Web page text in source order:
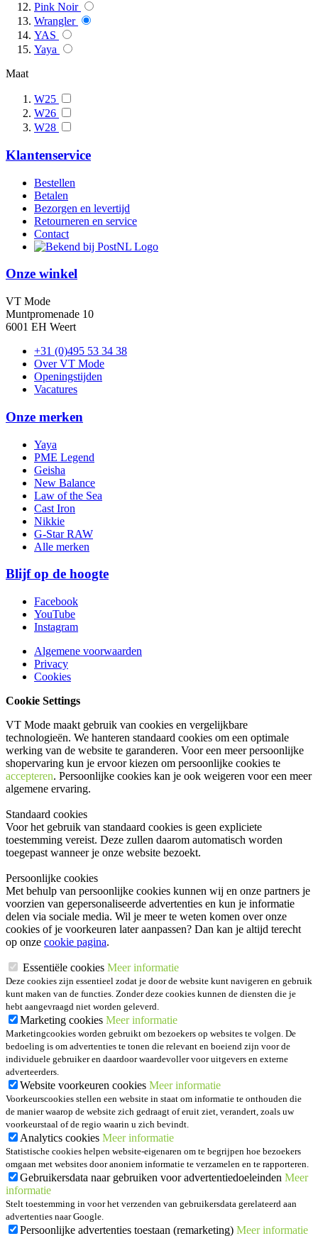
Pink Noir
Wrangler
YAS
Yaya
Maat
W25
W26
W28
Klantenservice
Bestellen
Betalen
Bezorgen en levertijd
Retourneren en service
Contact
Onze winkel
VT Mode
Muntpromenade 10
6001 EH Weert
+31 (0)495 53 34 38
Over VT Mode
Openingstijden
Vacatures
Onze merken
Yaya
PME Legend
Geisha
New Balance
Law of the Sea
Cast Iron
Nikkie
G-Star RAW
Alle merken
Blijf op de hoogte
Facebook
YouTube
Instagram
Algemene voorwaarden
Privacy
Cookies
Cookie Settings
VT Mode maakt gebruik van cookies en vergelijkbare
technologieën. We hanteren standaard cookies om een optimale
werking van de website te garanderen. Voor een meer persoonlijke
shopervaring kun je ervoor kiezen om persoonlijke cookies te
accepteren. Persoonlijke cookies kan je ook weigeren voor een meer
algemene ervaring.
Standaard cookies
Voor het gebruik van standaard cookies is geen expliciete
toestemming vereist. Deze zullen daarom automatisch worden
toegepast wanneer je onze website bezoekt.
Persoonlijke cookies
Met behulp van persoonlijke cookies kunnen wij en onze partners je
voorzien van gepersonaliseerde advertenties en kun je informatie
delen via sociale media. Wil je meer te weten komen over onze
cookies of je voorkeuren later aanpassen? Dan kan je altijd terecht
op onze cookie pagina.
Essentiële cookies Meer informatie
Deze cookies zijn essentieel zodat je door de website kunt navigeren en gebruik
kunt maken van de functies. Zonder deze cookies kunnen de diensten die je
hebt aangevraagd niet worden geleverd.
Marketing cookies Meer informatie
Marketingcookies worden gebruikt om bezoekers op websites te volgen. De
bedoeling is om advertenties te tonen die relevant en boeiend zijn voor de
individuele gebruiker en daardoor waardevoller voor uitgevers en externe
adverteerders.
Website voorkeuren cookies Meer informatie
Voorkeurscookies stellen een website in staat om informatie te onthouden die
de manier waarop de website zich gedraagt of eruit ziet, verandert, zoals uw
voorkeurstaal of de regio waarin u zich bevindt.
Analytics cookies Meer informatie
Statistische cookies helpen website-eigenaren om te begrijpen hoe bezoekers
omgaan met websites door anoniem informatie te verzamelen en te rapporteren.
Gebruikersdata naar gebruiken voor advertentiedoeleinden Meer
informatie
Stelt toestemming in voor het verzenden van gebruikersdata gerelateerd aan
advertenties naar Google.
Persoonlijke advertenties toestaan (remarketing) Meer informatie